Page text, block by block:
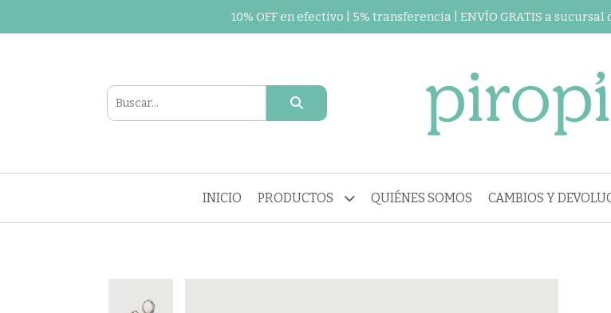
10% OFF en efectivo | 5% transferencia | ENVÍO GRATIS a
INICIO PRODUCTOS QUIÉNES SOMOS CAMBIOS Y